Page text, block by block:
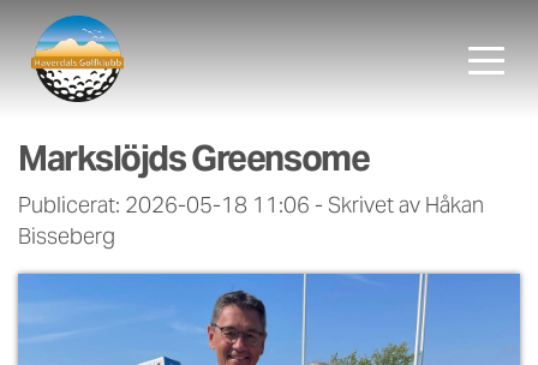
Markslöjds Greensome
Publicerat: 2026-05-18 11:06-Skrivet av Håkan
Bisseberg